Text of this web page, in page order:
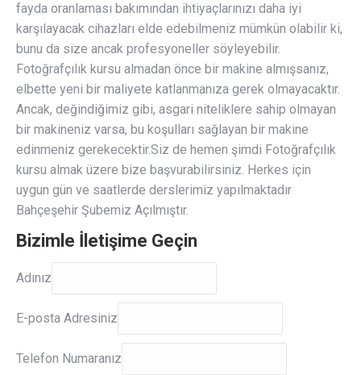
fayda oranlaması bakımından ihtiyaçlarınızı daha iyi
karşılayacak cihazları elde edebilmeniz mümkün olabilir ki,
bunu da size ancak profesyoneller söyleyebilir.
Fotoğrafçılık kursu almadan önce bir makine almışsanız,
elbette yeni bir maliyete katlanmanıza gerek olmayacaktır.
Ancak, değindiğimiz gibi, asgari niteliklere sahip olmayan
bir makineniz varsa, bu koşulları sağlayan bir makine
edinmeniz gerekecektir.Siz de hemen şimdi Fotoğrafçılık
kursu almak üzere bize başvurabilirsiniz. Herkes için
uygun gün ve saatlerde derslerimiz yapılmaktadır
Bahçeşehir Şubemiz Açılmıştır.
Bizimle İletişime Geçin
Adınız
E-posta Adresiniz
posta
Adresiniz
Telefon Numaranız